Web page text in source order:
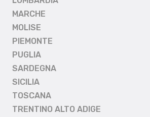
MARCHE
MOLISE
PIEMONTE
PUGLIA
SARDEGNA
SICILIA
TOSCANA
TRENTINO ALTO ADIGE